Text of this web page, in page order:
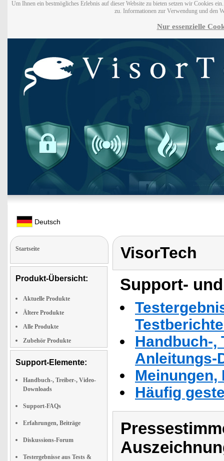
Um Ihnen ein bestmögliches Erlebnis auf dieser Website zu bieten setzen wir Cookies
zu. Informationen zur Verwendung und den
Nur essenzielle
Deutsch
Startseite
Produkt-Übersicht:
Aktuelle Produkte
Ältere Produkte
Alle Produkte
Zubehör Produkte
Support-Elemente:
Handbuch-, Treiber-, Video-
Downloads
Support-FAQs
Erfahrungen, Beiträge
Diskussions-Forum
Testergebnisse aus Tests &
VisorTech
Support-
Handbuch-,
Anleitungs-
Häufig